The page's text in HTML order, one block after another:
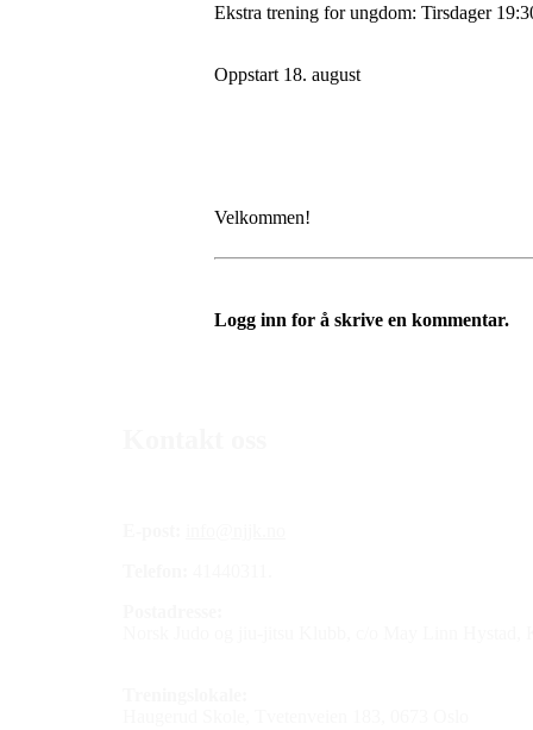
Ekstra trening for ungdom: Tirsdager
Oppstart 18. august
Velkommen!
Logg inn for å skrive en kommentar.